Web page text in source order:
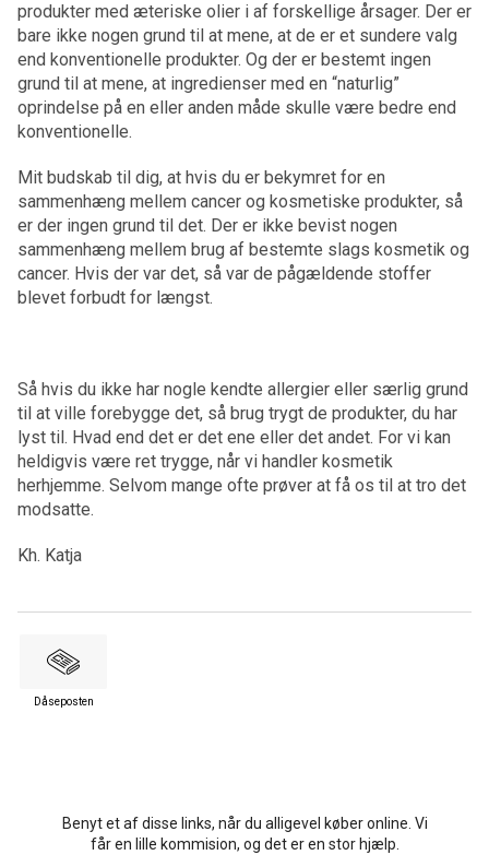
produkter med æteriske olier i af forskellige årsager. Der er
bare ikke nogen grund til at mene, at de er et sundere valg
end konventionelle produkter. Og der er bestemt ingen
grund til at mene, at ingredienser med en “naturlig”
oprindelse på en eller anden måde skulle være bedre end
konventionelle.
Mit budskab til dig, at hvis du er bekymret for en
sammenhæng mellem cancer og kosmetiske produkter, så
er der ingen grund til det. Der er ikke bevist nogen
sammenhæng mellem brug af bestemte slags kosmetik og
cancer. Hvis der var det, så var de pågældende stoffer
blevet forbudt for længst.
Så hvis du ikke har nogle kendte allergier eller særlig grund
til at ville forebygge det, så brug trygt de produkter, du har
lyst til. Hvad end det er det ene eller det andet. For vi kan
heldigvis være ret trygge, når vi handler kosmetik
herhjemme. Selvom mange ofte prøver at få os til at tro det
modsatte.
Kh. Katja
Dåseposten
Benyt et af disse links, når du alligevel køber online. Vi
får en lille kommision, og det er en stor hjælp.